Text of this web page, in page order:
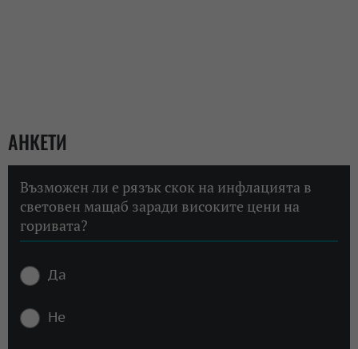
АНКЕТИ
Възможен ли е рязък скок на инфлацията в
световен мащаб заради високите цени на
горивата?
Да
Не